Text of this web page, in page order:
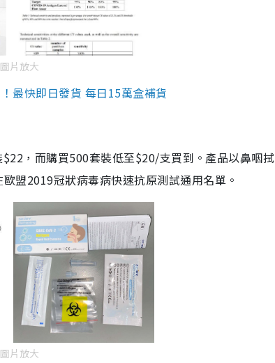
片放大
最快即日發貨 每日15萬盒補貨
，而購買500套裝低至$20/支買到。產品以鼻咽
盟2019冠狀病毒病快速抗原測試通用名單。
片放大